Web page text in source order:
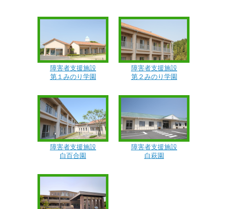
障害者支援施設
第１みのり学園
障害者支援施設
第２みのり学園
障害者支援施設
白百合園
障害者支援施設
白萩園